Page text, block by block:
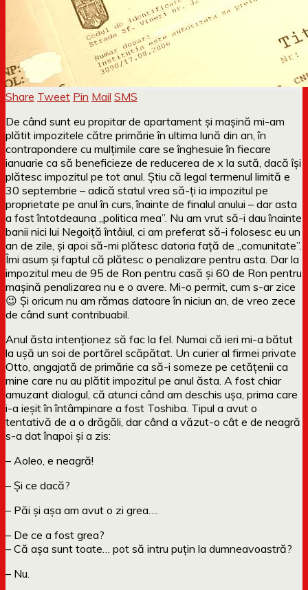
Share Tweet Pin Mail SMS
De când sunt eu propitar de apartament și mașină mi-am
plătit impozitele către primărie în ultima lună din an, în
contrapondere cu mulțimile care se înghesuie în fiecare
ianuarie ca să beneficieze de reducerea de x la sută, dacă își
plătesc impozitul pe tot anul. Știu că legal termenul limită e
30 septembrie – adică statul vrea să-ți ia impozitul pe
proprietate pe anul în curs, înainte de finalul anului – dar asta
a fost întotdeauna „politica mea”. Nu am vrut să-i dau înainte
banii nici lui Negoiță întâiul, ci am preferat să-i folosesc eu un
an de zile, și apoi să-mi plătesc datoria față de „comunitate”.
Îmi asum și faptul că plătesc o penalizare pentru asta. Dar la
impozitul meu de 95 de Ron pentru casă și 60 de Ron pentru
mașină penalizarea nu e o avere. Mi-o permit, cum s-ar zice
😉 Și oricum nu am rămas datoare în niciun an, de vreo zece
de când sunt contribuabil.
Anul ăsta intenționez să fac la fel. Numai că ieri mi-a bătut
la ușă un soi de portărel scăpătat. Un curier al firmei private
Otto, angajată de primărie ca să-i someze pe cetățenii ca
mine care nu au plătit impozitul pe anul ăsta. A fost chiar
amuzant dialogul, că atunci când am deschis ușa, prima care
i-a ieșit în întâmpinare a fost Toshiba. Tipul a avut o
tentativă de a o drăgăli, dar când a văzut-o cât e de neagră
s-a dat înapoi și a zis:
– Aoleo, e neagră!
– Și ce dacă?
– Păi și așa am avut o zi grea….
– De ce a fost grea?
– Că așa sunt toate… pot să intru puțin la dumneavoastră?
– Nu.